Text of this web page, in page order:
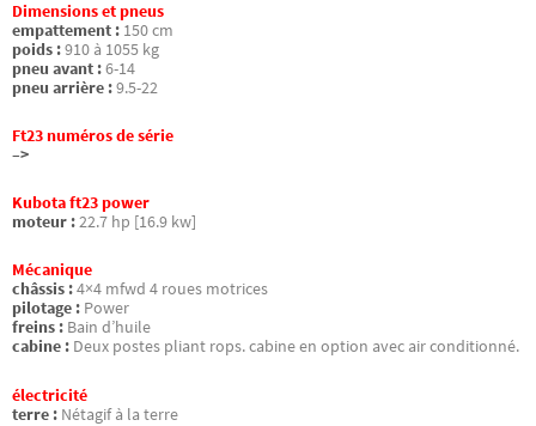
Dimensions et pneus
empattement : 150 cm
poids :910 à 1055 kg
pneu avant :6-14
pneu arrière :9.5-22
Ft23 numéros de série
–>
Kubota ft23 power
moteur :22.7 hp [16.9 kw]
Mécanique
châssis :4×4 mfwd 4 roues motrices
pilotage : Power
freins : Bain d’huile
cabine : Deux postes pliant rops. cabine en option avec air conditionné.
électricité
terre : Nétagif à la terre